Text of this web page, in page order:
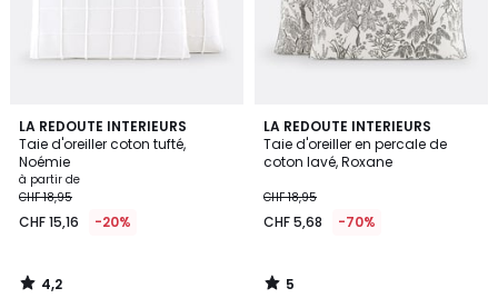
LA REDOUTE INTERIEURS
Taie d'oreiller coton tufté,
Noémie
à partir de
CHF 18,95
CHF 15,16 -20%
4,2
/ 5
4,2
/
LA REDOUTE INTERIEURS
Taie d'oreiller en percale de
coton lavé, Roxane
CHF 18,95
CHF 5,68 -70%
5
/
5
5
/